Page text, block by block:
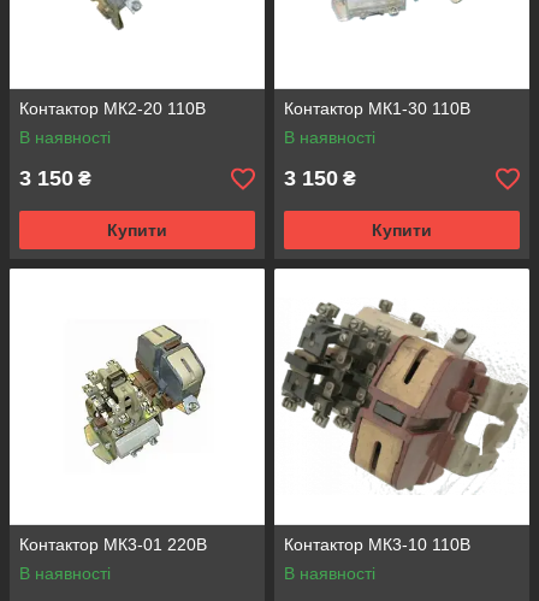
Контактор МК2-20 110В
В наявності
3 150 ₴
Купити
Контактор МК1-30 110В
В наявності
3 150 ₴
Купити
Контактор МК3-01 220В
В наявності
Контактор МК3-10 110В
В наявності